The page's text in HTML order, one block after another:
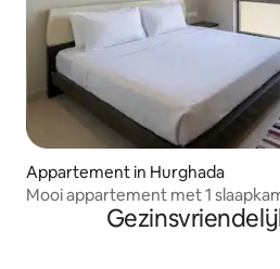
Appartement in Hurghada
Mooi appartement met 1
uitzicht in Tawila